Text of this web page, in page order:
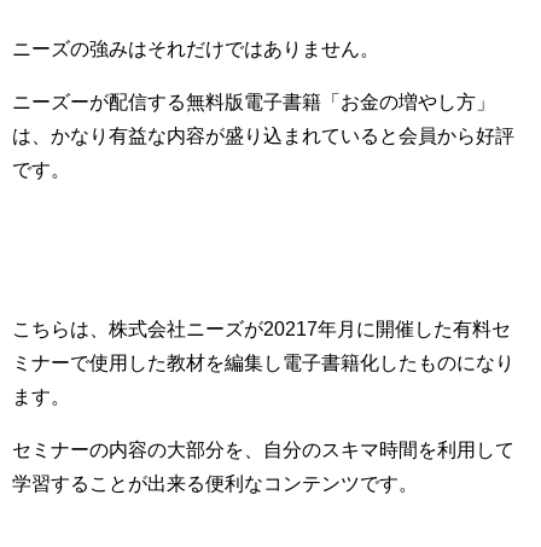
ニーズの強みはそれだけではありません。
ニーズーが配信する無料版電子書籍「お金の増やし方」
は、かなり有益な内容が盛り込まれていると会員から好評
です。
こちらは、株式会社ニーズが20217年月に開催した有料セ
ミナーで使用した教材を編集し電子書籍化したものになり
ます。
セミナーの内容の大部分を、自分のスキマ時間を利用して
学習することが出来る便利なコンテンツです。